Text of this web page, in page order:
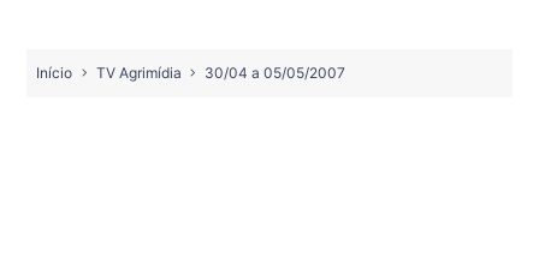
Início TV Agrimídia 30/04 a 05/05/2007